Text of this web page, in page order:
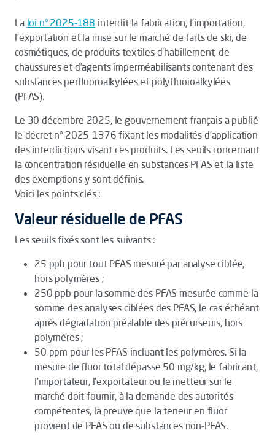
La loi n° 2025-188 interdit la fabrication, l’importation,
l’exportation et la mise sur le marché de farts de ski, de
cosmétiques, de produits textiles d’habillement, de
chaussures et d’agents imperméabilisants contenant des
substances perfluoroalkylées et polyfluoroalkylées
(PFAS).
Le 30 décembre 2025, le gouvernement français a publié
le décret n° 2025-1376 fixant les modalités d’application
des interdictions visant ces produits. Les seuils concernant
la concentration résiduelle en substances PFAS et la liste
des exemptions y sont définis.
Voici les points clés :
Valeur résiduelle de PFAS
Les seuils fixés sont les suivants :
25 ppb pour tout PFAS mesuré par analyse ciblée,
hors polymères ;
250 ppb pour la somme des PFAS mesurée comme la
somme des analyses ciblées des PFAS, le cas échéant
après dégradation préalable des précurseurs, hors
polymères ;
50 ppm pour les PFAS incluant les polymères. Si la
mesure de fluor total dépasse 50 mg/kg, le fabricant,
l’importateur, l’exportateur ou le metteur sur le
marché doit fournir, à la demande des autorités
compétentes, la preuve que la teneur en fluor
provient de PFAS ou de substances non-PFAS.